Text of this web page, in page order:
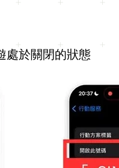
處於關閉的狀態